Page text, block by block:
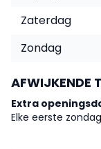
Zaterdag
Zondag
AFWIJKENDE
Extra
Elke eerste